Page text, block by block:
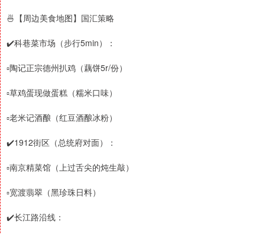
🍜【周边美食地图】国汇策略
✔️科巷菜市场（步行5min）：
▫️陶记正宗德州扒鸡（藕饼5r/份）
▫️草鸡蛋现做蛋糕（糯米口味）
▫️老米记酒酿（红豆酒酿冰粉）
✔️1912街区（总统府对面）：
▫️南京精菜馆（上过舌尖的炖生敲）
▫️宽渡翡翠（黑珍珠日料）
✔️长江路沿线：